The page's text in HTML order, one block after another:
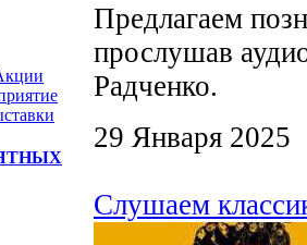
Предлагаем
прослушав
Радченко.
29 Января 2025
Слушаем